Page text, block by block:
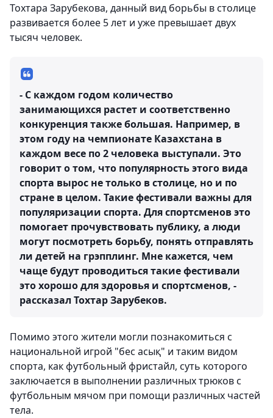
Тохтара Зарубекова, данный вид борьбы в столице
развивается более 5 лет и уже превышает двух
тысяч человек.
- С каждом годом количество
занимающихся растет и соответственно
конкуренция также большая. Например, в
этом году на чемпионате Казахстана в
каждом весе по 2 человека выступали. Это
говорит о том, что популярность этого вида
спорта вырос не только в столице, но и по
стране в целом. Такие фестивали важны для
популяризации спорта. Для спортсменов это
помогает прочувствовать публику, а люди
могут посмотреть борьбу, понять отправлять
ли детей на грэпплинг. Мне кажется, чем
чаще будут проводиться такие фестивали
это хорошо для здоровья и спортсменов, -
рассказал Тохтар Зарубеков.
Помимо этого жители могли познакомиться с
национальной игрой "бес асық" и таким видом
спорта, как футбольный фристайл, суть которого
заключается в выполнении различных трюков с
футбольным мячом при помощи различных частей
тела.